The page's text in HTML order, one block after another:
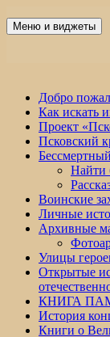
Победа 60
Меню и виджеты
Добро
Как искать
Проект
Псковский
Найти
Воинские
Личные
Архивные
Улицы
Открытые
КНИГА
История
Книги о